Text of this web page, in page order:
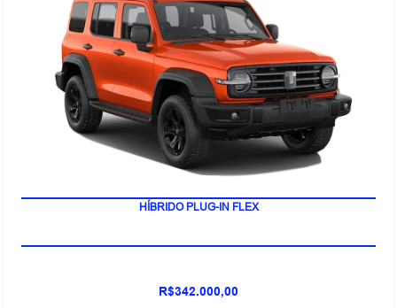
HÍBRIDO PLUG-IN FLEX
R$342.000,00